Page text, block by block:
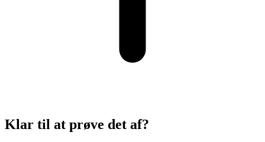
Klar til at prøve det af?